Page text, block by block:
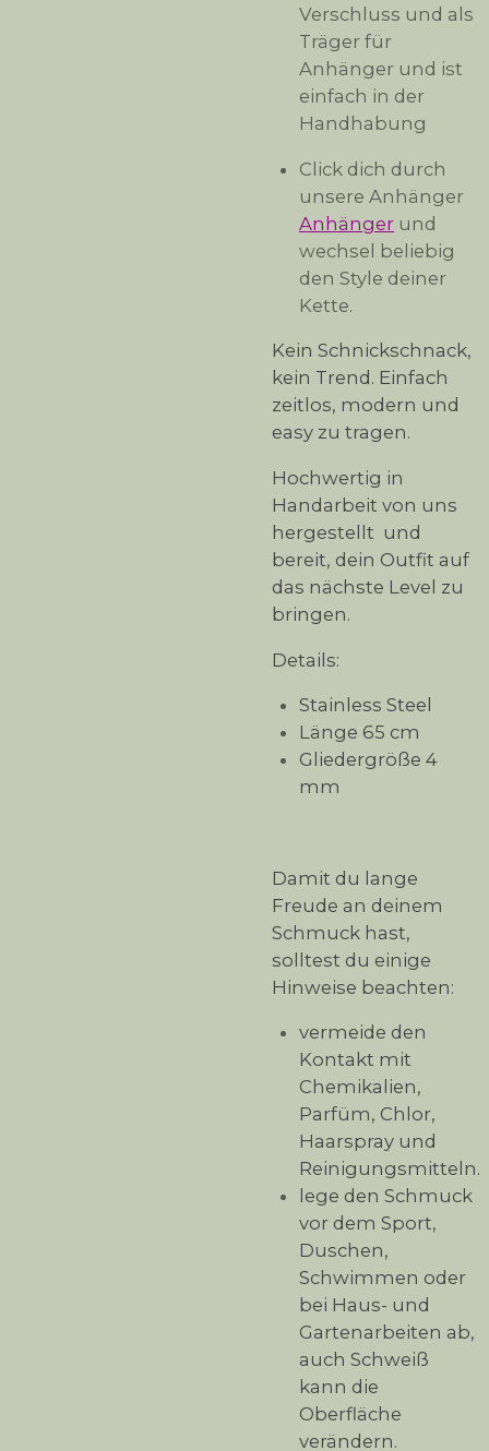
Verschluss und als
Träger für
Anhänger und ist
einfach in der
Handhabung
Click dich durch
unsere Anhänger
Anhänger und
wechsel beliebig
den Style deiner
Kette.
Kein Schnickschnack,
kein Trend. Einfach
zeitlos, modern und
easy zu tragen.
Hochwertig in
Handarbeit von uns
hergestellt und
bereit, dein Outfit auf
das nächste Level zu
bringen.
Details:
Stainless Steel
Länge 65 cm
Gliedergröße 4
mm
Damit du lange
Freude an deinem
Schmuck hast,
solltest du einige
Hinweise beachten:
vermeide den
Kontakt mit
Chemikalien,
Parfüm, Chlor,
Haarspray und
Reinigungsmitteln.
lege den Schmuck
vor dem Sport,
Duschen,
Schwimmen oder
bei Haus- und
Gartenarbeiten ab,
auch Schweiß
kann die
Oberfläche
verändern.